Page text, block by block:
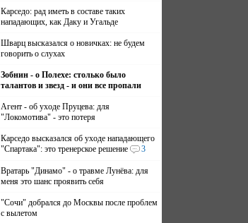
Карседо: рад иметь в составе таких
нападающих, как Даку и Угальде
Шварц высказался о новичках: не будем
говорить о слухах
Зобнин - о Полехе: столько было
талантов и звезд - и они все пропали
Агент - об уходе Пруцева: для
"Локомотива" - это потеря
Карседо высказался об уходе нападающего
"Спартака": это тренерское решение
3
Вратарь "Динамо" - о травме Лунёва: для
меня это шанс проявить себя
"Сочи" добрался до Москвы после проблем
с вылетом